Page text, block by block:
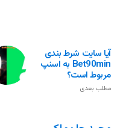
آیا سایت شرط بندی
Bet90min به اسنپ
مربوط است؟
مطلب بعدی